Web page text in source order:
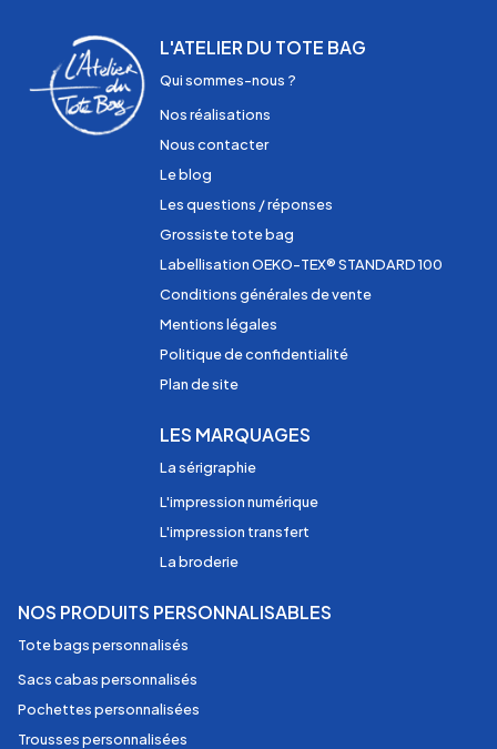
L'ATELIER DU TOTE BAG
Qui sommes-nous ?
Nos réalisations
Nous contacter
Le blog
Les questions / réponses
Grossiste tote bag
Labellisation OEKO-TEX® STANDARD 100
Conditions générales de vente
Mentions légales
Politique de confidentialité
Plan de site
LES MARQUAGES
La sérigraphie
L'impression numérique
L'impression transfert
La broderie
NOS PRODUITS PERSONNALISABLES
Tote bags personnalisés
Sacs cabas personnalisés
Pochettes personnalisées
Trousses personnalisées